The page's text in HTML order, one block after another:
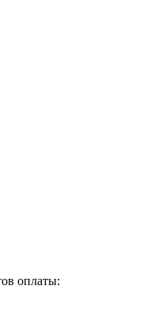
оплаты: